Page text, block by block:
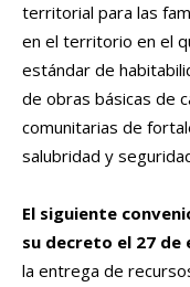
territorial para las
en el territorio en el
estándar de
de obras básicas de
comunitarias de
salubridad y
El siguiente
su decreto el 27 de
la entrega de